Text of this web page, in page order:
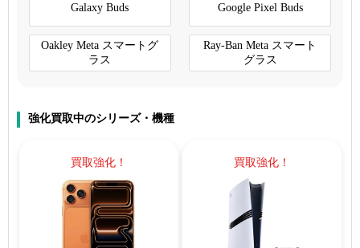
Galaxy Buds Google Pixel Buds
Oakley Meta スマートグ
ラス
Ray-Ban Meta スマート
グラス
強化買取中のシリーズ・機種
買取強化！ 買取強化！